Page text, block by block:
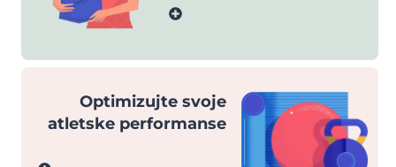
Optimizujte svoje
atletske performanse